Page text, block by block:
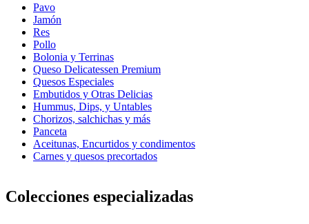
Pavo
Jamón
Res
Pollo
Bolonia y Terrinas
Queso Delicatessen Premium
Quesos Especiales
Embutidos y Otras Delicias
Hummus, Dips, y Untables
Chorizos, salchichas y más
Panceta
Aceitunas, Encurtidos y condimentos
Carnes y quesos precortados
Colecciones especializadas